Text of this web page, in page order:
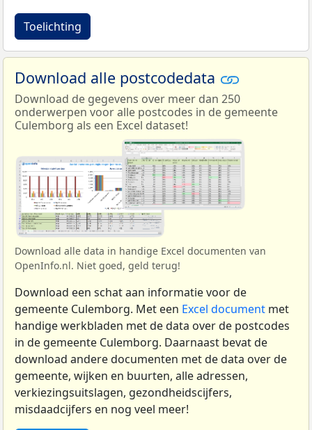
Toelichting
Download alle postcodedata
Download de gegevens over meer dan 250
onderwerpen voor alle postcodes in de gemeente
Culemborg als een Excel dataset!
Download alle data in handige Excel documenten van
OpenInfo.nl. Niet goed, geld terug!
Download een schat aan informatie voor de
gemeente Culemborg. Met een Excel document met
handige werkbladen met de data over de postcodes
in de gemeente Culemborg. Daarnaast bevat de
download andere documenten met de data over de
gemeente, wijken en buurten, alle adressen,
verkiezingsuitslagen, gezondheidscijfers,
misdaadcijfers en nog veel meer!